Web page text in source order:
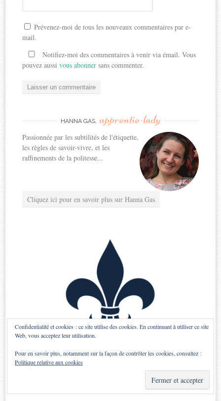
Prévenez-moi de tous les nouveaux commentaires par e-
mail.
Notifiez-moi des commentaires à venir via émail. Vous
pouvez aussivous abonner sans commenter.
HANNA GAS, apprentie-lady
Passionnée par les subtilités de l'étiquette,
les règles de savoir-vivre, et les
raffinements de la politesse...
Cliquez ici pour en savoir plus sur Hanna Gas
Confidentialité et cookies : ce site utilise des cookies. En continuant à utiliser ce site
Web, vous acceptez leur utilisation.
Pour en savoir plus, notamment sur la façon de contrôler les cookies, consultez :
Politique relative aux cookies